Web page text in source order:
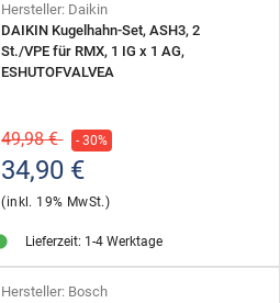
Hersteller: Daikin
DAIKIN Kugelhahn-Set, ASH3, 2
St./VPE für RMX, 1 IG x 1 AG,
ESHUTOFVALVEA
49,98 € - 30%
34,90 €
(inkl. 19% MwSt.)
Lieferzeit: 1-4 Werktage
Hersteller: Bosch